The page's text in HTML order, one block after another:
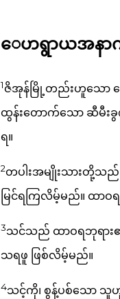
ေဟရွာယအနာဂတိၱ
1ဇိအုန်မြို့တည်းဟူသော ယ
ထွန်းတောက်သော ဆီမီး
ရ။
2တပါးအမျိုးသားတို့သ
မြင်ရကြလိမ့်မည်။ ထာ
3သင်သည် ထာဝရဘုရား
သရဖူ ဖြစ်လိမ့်မည်။
4သင့်ကို၊ စွန့်ပစ်သော သူ